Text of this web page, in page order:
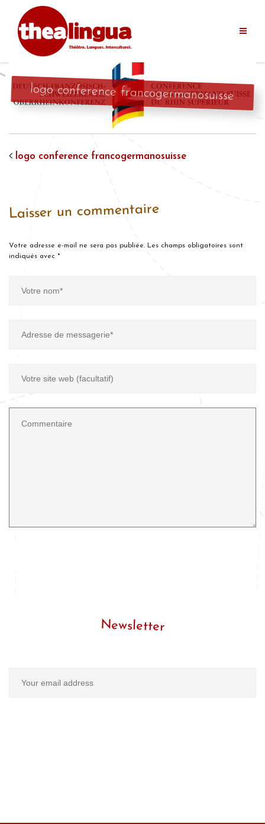
contenu
logo conference francogermanosuisse
logo conference francogermanosuisse
Laisser un commentaire
Votre adresse e-mail ne sera pas publiée. Les champs obligatoires sont
indiqués avec *
Newsletter